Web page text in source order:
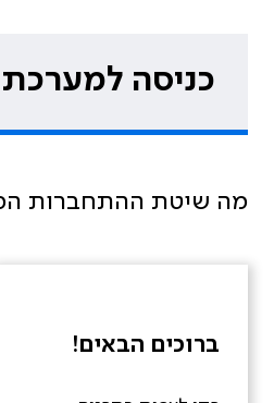
כניסה
מה שיטת ההתחברות
ברוכים הבאים!